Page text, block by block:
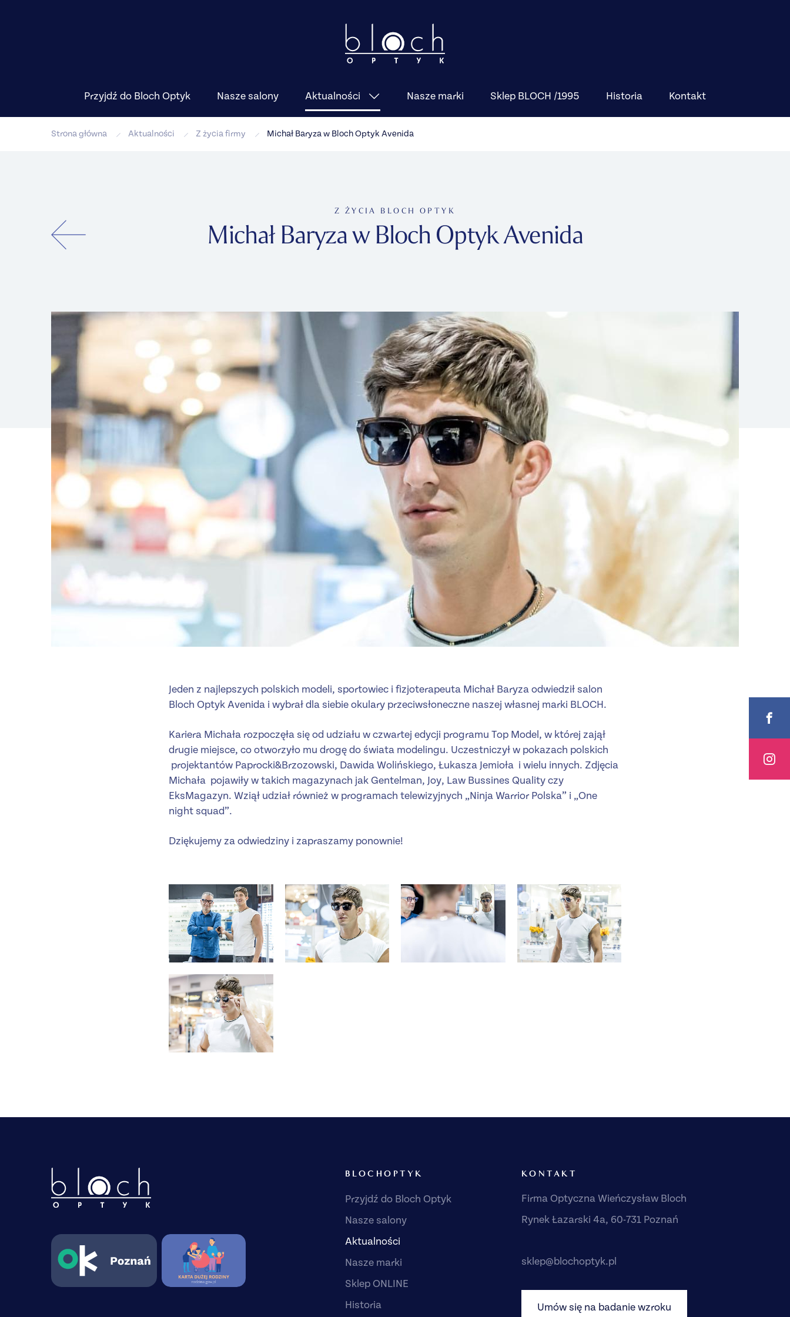
Przyjdź do Bloch Optyk Nasze salony Aktualności Nasze marki Sklep BLOCH /1995 Historia Kontakt
Strona główna Aktualności Z życia firmy Michał Baryza w Bloch Optyk Avenida
Z ŻYCIA BLOCH OPTYK
Michał Baryza w Bloch Optyk Avenida
Jeden z najlepszych polskich modeli, sportowiec i fizjoterapeuta Michał Baryza odwiedził salon
Bloch Optyk Avenida i wybrał dla siebie okulary przeciwsłoneczne naszej własnej marki BLOCH.
Kariera Michała rozpoczęła się od udziału w czwartej edycji programu Top Model, w której zajął
drugie miejsce, co otworzyło mu drogę do świata modelingu. Uczestniczył w pokazach polskich
projektantów Paprocki&Brzozowski, Dawida Wolińskiego, Łukasza Jemioła i wielu innych. Zdjęcia
Michała pojawiły w takich magazynach jak Gentelman, Joy, Law Bussines Quality czy
EksMagazyn. Wziął udział również w programach telewizyjnych „Ninja Warrior Polska” i „One
night squad”.
Dziękujemy za odwiedziny i zapraszamy ponownie!
BLOCHOPTYK
Przyjdź do Bloch Optyk
Nasze salony
Aktualności
Nasze marki
Sklep ONLINE
Historia
KONTAKT
Firma Optyczna Wieńczysław Bloch
Rynek Łazarski 4a, 60-731 Poznań
sklep@blochoptyk.pl
Umów się na badanie wzroku